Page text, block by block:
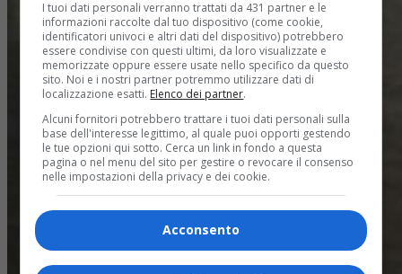
I tuoi dati personali verranno trattati da 431 partner e le
informazioni raccolte dal tuo dispositivo (come cookie,
identificatori univoci e altri dati del dispositivo) potrebbero
essere condivise con questi ultimi, da loro visualizzate e
memorizzate oppure essere usate nello specifico da questo
sito. Noi e i nostri partner potremmo utilizzare dati di
localizzazione esatti. Elenco dei partner.
Alcuni fornitori potrebbero trattare i tuoi dati personali sulla
base dell'interesse legittimo, al quale puoi opporti gestendo
le tue opzioni qui sotto. Cerca un link in fondo a questa
pagina o nel menu del sito per gestire o revocare il consenso
nelle impostazioni della privacy e dei cookie.
Acconsento